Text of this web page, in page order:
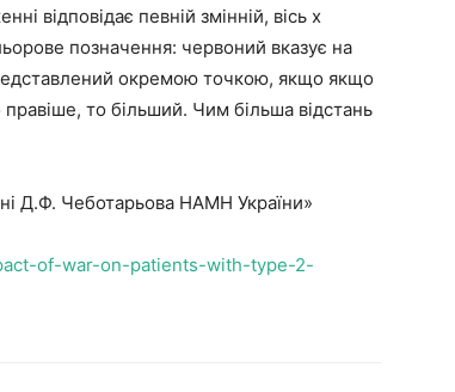
відповідає певній змінній, вісь x
позначення: червоний вказує на
окремою точкою, якщо якщо
то більший. Чим більша відстань
Д.Ф. Чеботарьова НАМН України»
of-war-on-patients-with-type-2-